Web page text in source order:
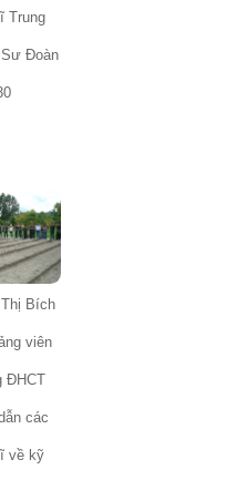
Trung
Đoàn
Bích
viên
ĐHCT
các
về kỹ